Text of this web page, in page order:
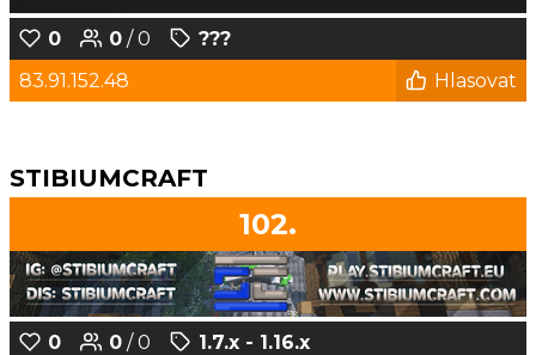
0 0 / 0
???
83.91.152.48
Hlasovat
STIBIUMCRAFT
102.
0 0 / 0
1.7.x - 1.16.x